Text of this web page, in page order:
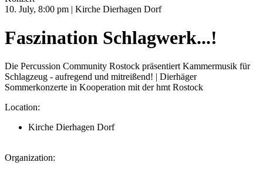
10. July, 8:00 pm | Kirche Dierhagen Dorf
Faszination Schlagwerk...!
Die Percussion Community Rostock präsentiert Kammermusik für
Schlagzeug - aufregend und mitreißend! | Dierhäger
Sommerkonzerte in Kooperation mit der hmt Rostock
Location:
Kirche Dierhagen Dorf
Organization: